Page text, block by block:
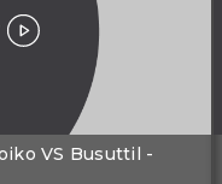
VS Busuttil -